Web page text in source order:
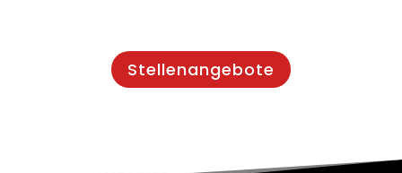
Stellenangebote